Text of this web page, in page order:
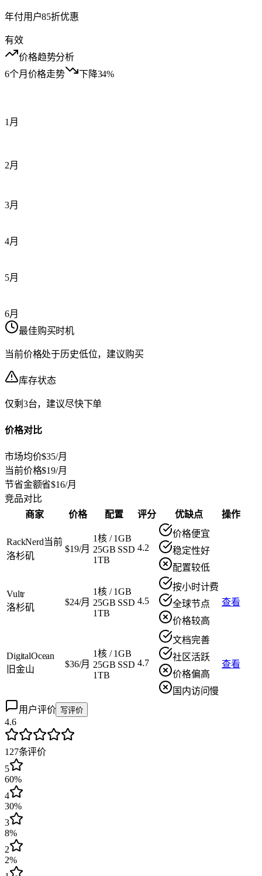
年付用户85折优惠
有效
价格趋势分析
6个月价格走势
下降34%
1月
2月
3月
4月
5月
6月
最佳购买时机
当前价格处于历史低位，建议购买
库存状态
仅剩3台，建议尽快下单
价格对比
市场均价$35/月
当前价格$19/月
节省金额省$16/月
竞品对比
商家
价格 配置 评分 优缺点 操作
RackNerd当前
洛杉矶
$19/月
1核/1GB
25GB SSD
1TB
4.2
价格便宜
稳定性好
配置较低
Vultr
洛杉矶
$24/月
1核/1GB
25GB SSD
1TB
4.5
按小时计费
全球节点
价格较高
查看
DigitalOcean
旧金山
$36/月
1核/1GB
25GB SSD
1TB
4.7
文档完善
社区活跃
价格偏高
国内访问慢
查看
用户评价 写评价
4.6
127条评价
5
60%
4
30%
3
8%
2
2%